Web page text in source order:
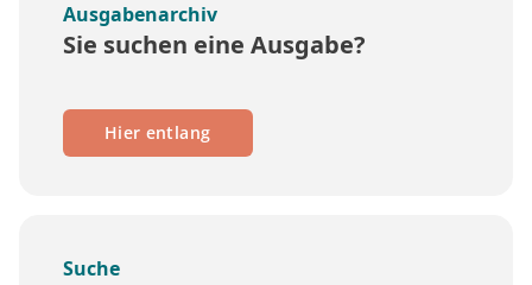
Ausgabenarchiv
Sie suchen eine Ausgabe?
Hier entlang
Suche